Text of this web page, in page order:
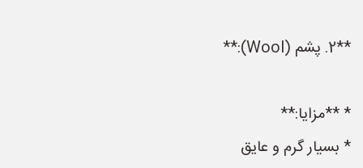
**2. پشم (Wool):**
* **مزایا:**
* بسیار گرم و عایق